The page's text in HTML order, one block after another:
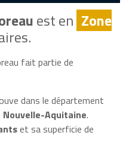
est en Zone
fait partie de
dans le département
Nouvelle-Aquitaine.
et sa superficie de